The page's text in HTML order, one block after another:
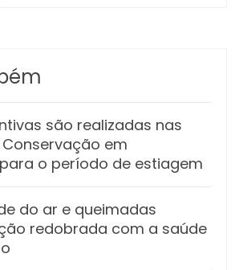
são realizadas nas
em
o período de estiagem
do ar e queimadas
redobrada com a saúde